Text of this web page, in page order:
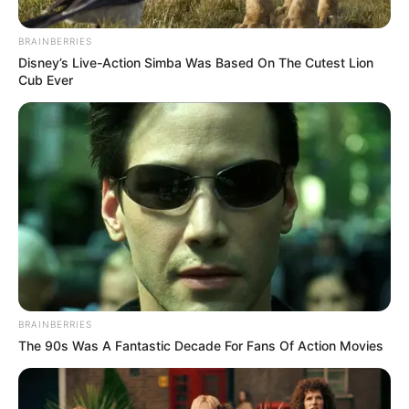
Foto cortesía
Por:Guillermo León Ospina Muñoz
Marzo 14, 2020
COMPARTIR
BRAINBERRIES
Disney’s Live-Action Simba Was Based On The Cutest Lion
Cub Ever
BRAINBERRIES
The 90s Was A Fantastic Decade For Fans Of Action Movies